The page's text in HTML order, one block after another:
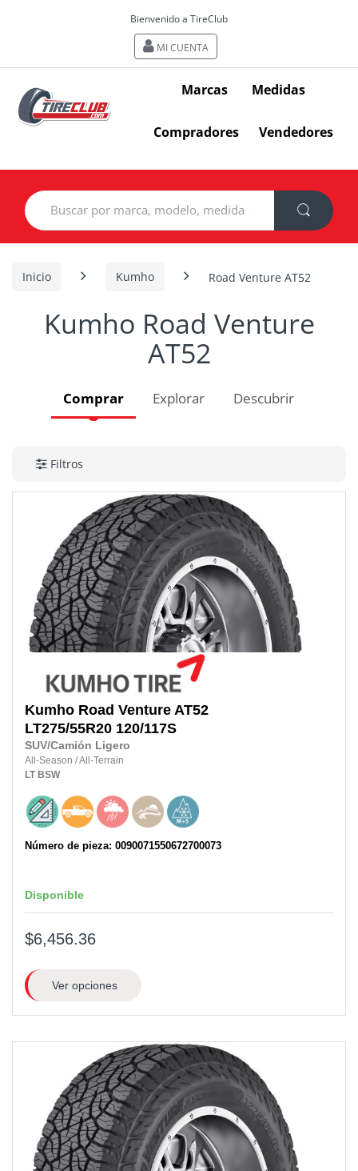
Bienvenido a TireClub
MI CUENTA
Marcas Medidas
Compradores Vendedores
Search
for:
Inicio Kumho Road Venture AT52
Kumho Road Venture
AT52
Comprar Explorar Descubrir
Filtros
Kumho Road Venture AT52
LT275/55R20 120/117S
SUV/Camión Ligero
All-Season /All-Terrain
LT BSW
Número de pieza: 0090071550672700073
Disponible
$6,456.36
Ver opciones